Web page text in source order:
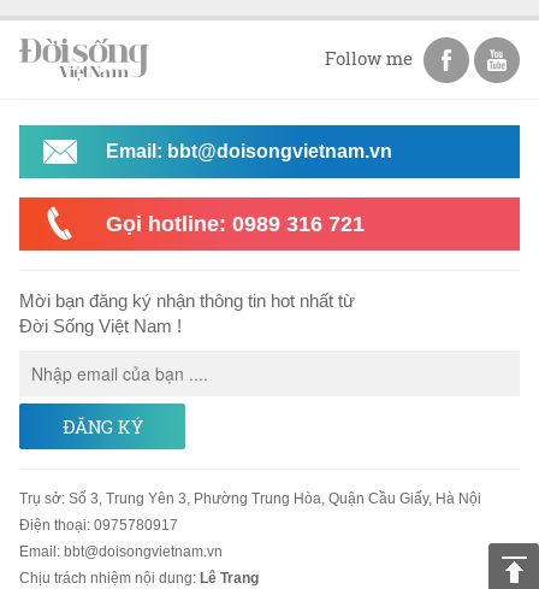
Follow me
Email: bbt@doisongvietnam.vn
Gọi hotline: 0989 316 721
Mời bạn đăng ký nhận thông tin hot nhất từ
Đời Sống Việt Nam !
ĐĂNG KÝ
Trụ sở: Số 3, Trung Yên 3, Phường Trung Hòa, Quận Cầu Giấy, Hà Nội
Điện thoại: 0975780917
Email : bbt@doisongvietnam.vn
Chịu trách nhiệm nội dung: Lê Trang